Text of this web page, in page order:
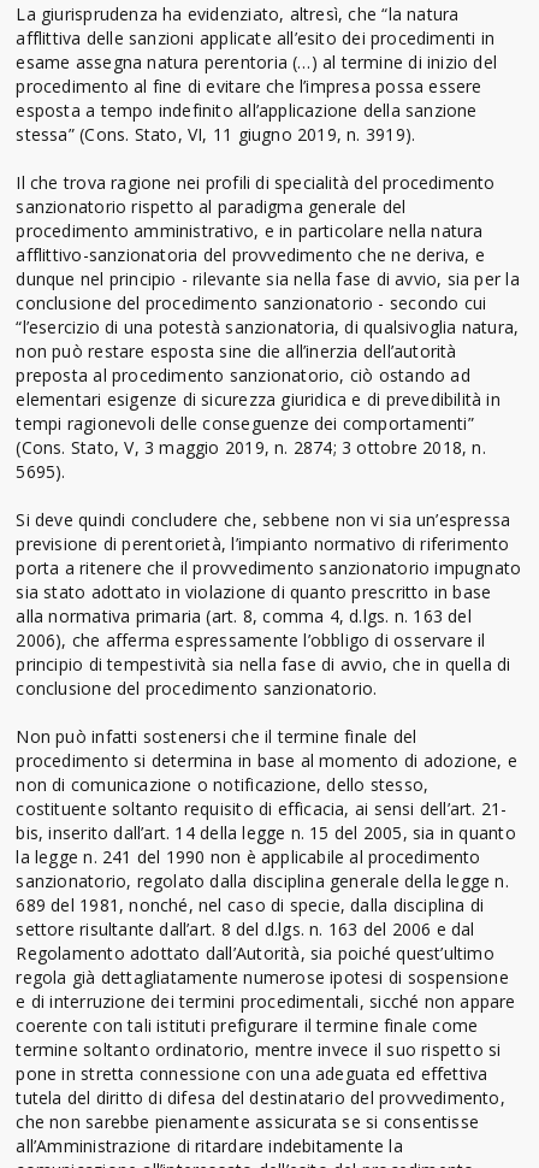
La giurisprudenza ha evidenziato, altresì, che “la natura
afflittiva delle sanzioni applicate all’esito dei procedimenti in
esame assegna natura perentoria (…) al termine di inizio del
procedimento al fine di evitare che l’impresa possa essere
esposta a tempo indefinito all’applicazione della sanzione
stessa” (Cons. Stato, VI, 11 giugno 2019, n. 3919).
Il che trova ragione nei profili di specialità del procedimento
sanzionatorio rispetto al paradigma generale del
procedimento amministrativo, e in particolare nella natura
afflittivo-sanzionatoria del provvedimento che ne deriva, e
dunque nel principio - rilevante sia nella fase di avvio, sia per la
conclusione del procedimento sanzionatorio - secondo cui
“l’esercizio di una potestà sanzionatoria, di qualsivoglia natura,
non può restare esposta sine die all’inerzia dell’autorità
preposta al procedimento sanzionatorio, ciò ostando ad
elementari esigenze di sicurezza giuridica e di prevedibilità in
tempi ragionevoli delle conseguenze dei comportamenti”
(Cons. Stato, V, 3 maggio 2019, n. 2874; 3 ottobre 2018, n.
5695).
Si deve quindi concludere che, sebbene non vi sia un’espressa
previsione di perentorietà, l’impianto normativo di riferimento
porta a ritenere che il provvedimento sanzionatorio impugnato
sia stato adottato in violazione di quanto prescritto in base
alla normativa primaria (art. 8, comma 4, d.lgs. n. 163 del
2006), che afferma espressamente l’obbligo di osservare il
principio di tempestività sia nella fase di avvio, che in quella di
conclusione del procedimento sanzionatorio.
Non può infatti sostenersi che il termine finale del
procedimento si determina in base al momento di adozione, e
non di comunicazione o notificazione, dello stesso,
costituente soltanto requisito di efficacia, ai sensi dell’art. 21-
bis, inserito dall’art. 14 della legge n. 15 del 2005, sia in quanto
la legge n. 241 del 1990 non è applicabile al procedimento
sanzionatorio, regolato dalla disciplina generale della legge n.
689 del 1981, nonché, nel caso di specie, dalla disciplina di
settore risultante dall’art. 8 del d.lgs. n. 163 del 2006 e dal
Regolamento adottato dall’Autorità, sia poiché quest’ultimo
regola già dettagliatamente numerose ipotesi di sospensione
e di interruzione dei termini procedimentali, sicché non appare
coerente con tali istituti prefigurare il termine finale come
termine soltanto ordinatorio, mentre invece il suo rispetto si
pone in stretta connessione con una adeguata ed effettiva
tutela del diritto di difesa del destinatario del provvedimento,
che non sarebbe pienamente assicurata se si consentisse
all’Amministrazione di ritardare indebitamente la